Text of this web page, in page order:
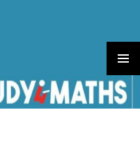
ΚΎΡΙΟ
ΜΕΝΟΎ